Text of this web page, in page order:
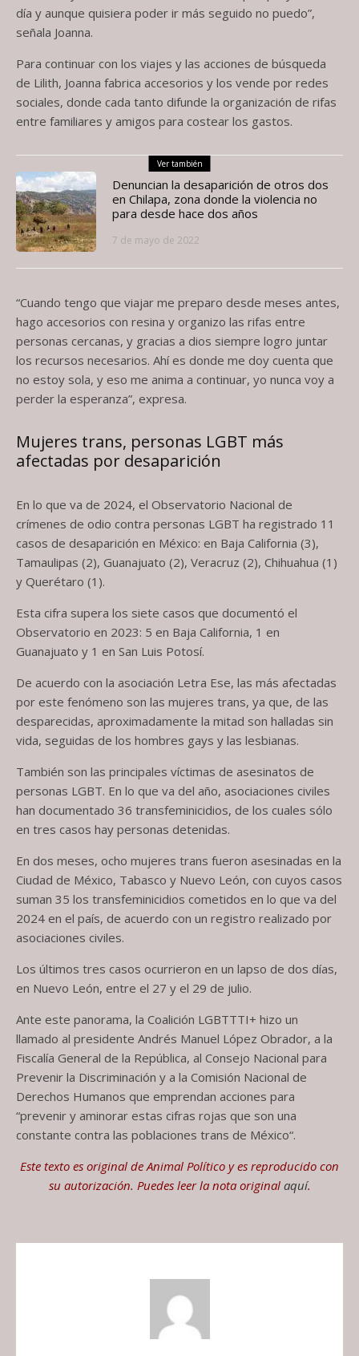
día y aunque quisiera poder ir más seguido no puedo”,
señala Joanna.
Para continuar con los viajes y las acciones de búsqueda
de Lilith, Joanna fabrica accesorios y los vende por redes
sociales, donde cada tanto difunde la organización de rifas
entre familiares y amigos para costear los gastos.
Ver también
Denuncian la desaparición de otros dos
en Chilapa, zona donde la violencia no
para desde hace dos años
7 de mayo de 2022
“Cuando tengo que viajar me preparo desde meses antes,
hago accesorios con resina y organizo las rifas entre
personas cercanas, y gracias a dios siempre logro juntar
los recursos necesarios. Ahí es donde me doy cuenta que
no estoy sola, y eso me anima a continuar, yo nunca voy a
perder la esperanza”, expresa.
Mujeres trans, personas LGBT más
afectadas por desaparición
En lo que va de 2024, el Observatorio Nacional de
crímenes de odio contra personas LGBT ha registrado 11
casos de desaparición en México: en Baja California (3),
Tamaulipas (2), Guanajuato (2), Veracruz (2), Chihuahua (1)
y Querétaro (1).
Esta cifra supera los siete casos que documentó el
Observatorio en 2023: 5 en Baja California, 1 en
Guanajuato y 1 en San Luis Potosí.
De acuerdo con la asociación Letra Ese, las más afectadas
por este fenómeno son las mujeres trans, ya que, de las
desparecidas, aproximadamente la mitad son halladas sin
vida, seguidas de los hombres gays y las lesbianas.
También son las principales víctimas de asesinatos de
personas LGBT. En lo que va del año, asociaciones civiles
han documentado 36 transfeminicidios, de los cuales sólo
en tres casos hay personas detenidas.
En dos meses, ocho mujeres trans fueron asesinadas en la
Ciudad de México, Tabasco y Nuevo León, con cuyos casos
suman 35 los transfeminicidios cometidos en lo que va del
2024 en el país, de acuerdo con un registro realizado por
asociaciones civiles.
Los últimos tres casos ocurrieron en un lapso de dos días,
en Nuevo León, entre el 27 y el 29 de julio.
Ante este panorama, la Coalición LGBTTTI+ hizo un
llamado al presidente Andrés Manuel López Obrador, a la
Fiscalía General de la República, al Consejo Nacional para
Prevenir la Discriminación y a la Comisión Nacional de
Derechos Humanos que emprendan acciones para
“prevenir y aminorar estas cifras rojas que son una
constante contra las poblaciones trans de México“.
Este texto es original de Animal Político y es reproducido con
su autorización. Puedes leer la nota original aquí.